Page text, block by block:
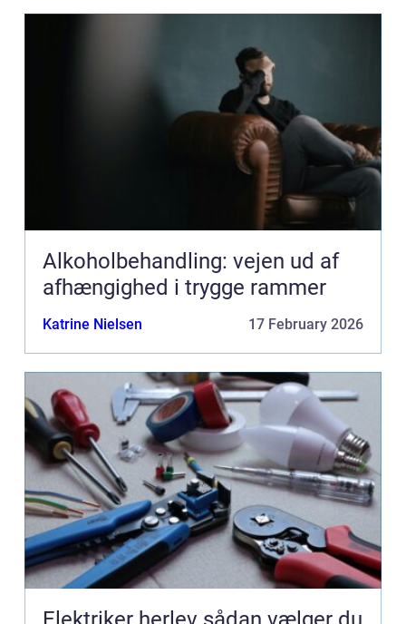
Alkoholbehandling: vejen ud af
afhængighed i trygge rammer
Katrine Nielsen 17 February 2026